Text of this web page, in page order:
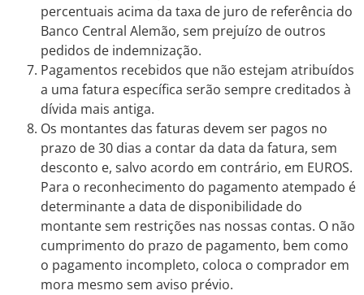
percentuais acima da taxa de juro de referência do
Banco Central Alemão, sem prejuízo de outros
pedidos de indemnização.
Pagamentos recebidos que não estejam atribuídos
a uma fatura específica serão sempre creditados à
dívida mais antiga.
Os montantes das faturas devem ser pagos no
prazo de 30 dias a contar da data da fatura, sem
desconto e, salvo acordo em contrário, em EUROS.
Para o reconhecimento do pagamento atempado é
determinante a data de disponibilidade do
montante sem restrições nas nossas contas. O não
cumprimento do prazo de pagamento, bem como
o pagamento incompleto, coloca o comprador em
mora mesmo sem aviso prévio.